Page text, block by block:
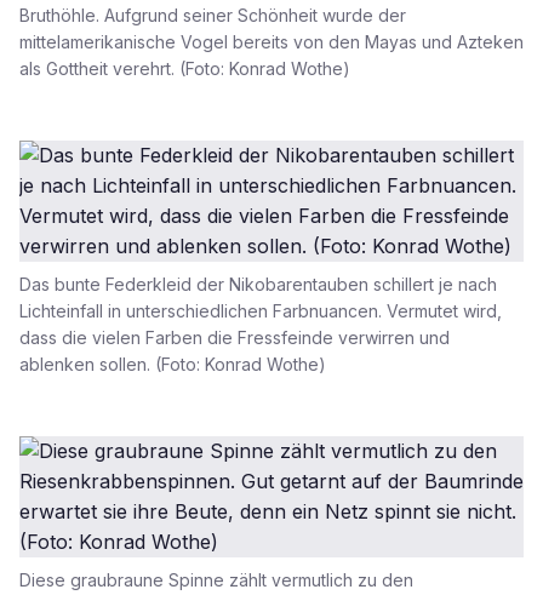
Bruthöhle. Aufgrund seiner Schönheit wurde der
mittelamerikanische Vogel bereits von den Mayas und Azteken
als Gottheit verehrt. (Foto: Konrad Wothe)
Das bunte Federkleid der Nikobarentauben schillert je nach
Lichteinfall in unterschiedlichen Farbnuancen. Vermutet wird,
dass die vielen Farben die Fressfeinde verwirren und
ablenken sollen. (Foto: Konrad Wothe)
Diese graubraune Spinne zählt vermutlich zu den